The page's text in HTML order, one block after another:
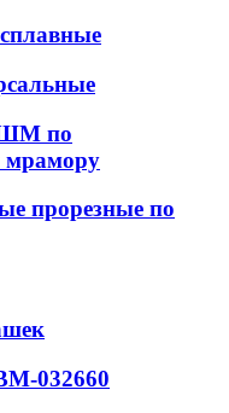
по
мрамору
прорезные по
032660